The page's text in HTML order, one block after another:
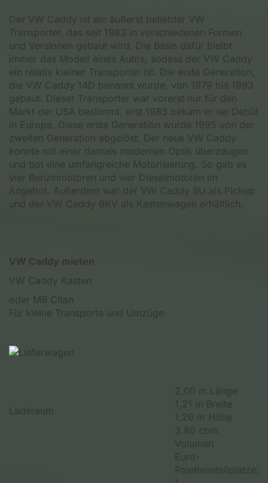
Der VW Caddy ist ein äußerst beliebter VW
Transporter, das seit 1983 in verschiedenen Formen
und Versionen gebaut wird. Die Basis dafür bleibt
immer das Modell eines Autos, sodass der VW Caddy
ein relativ kleiner Transporter ist. Die erste Generation,
die VW Caddy 14D benannt wurde, von 1979 bis 1993
gebaut. Dieser Transporter war vorerst nur für den
Markt der USA bestimmt, erst 1983 bekam er sei Debüt
in Europa. Diese erste Generation wurde 1995 von der
zweiten Generation abgelöst. Der neue VW Caddy
konnte mit einer damals modernen Optik überzeugen
und bot eine umfangreiche Motorisierung. So gab es
vier Benzinmotoren und vier Dieselmotoren im
Angebot. Außerdem war der VW Caddy 9U als Pickup
und der VW Caddy 9KV als Kastenwagen erhältlich.
VW Caddy mieten
VW Caddy Kasten
oder MB Citan
Für kleine Transporte und Umzüge
Laderaum
2,00 m Länge
1,21 m Breite
1,26 m Höhe
3.80 cbm
Volumen
Euro-
Palettenstellplätze: